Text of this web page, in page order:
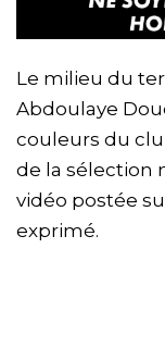
Le milieu du
Abdoulaye
couleurs du
de la sélection
vidéo postée
exprimé.